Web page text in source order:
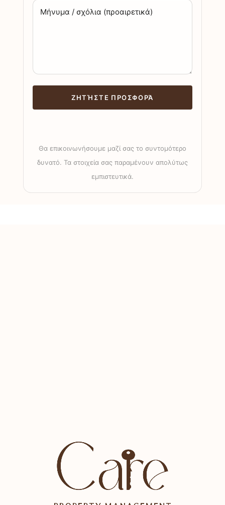
Θα επικοινωνήσουμε μαζί σας το συντομότερο
δυνατό. Τα στοιχεία σας παραμένουν απολύτως
εμπιστευτικά.